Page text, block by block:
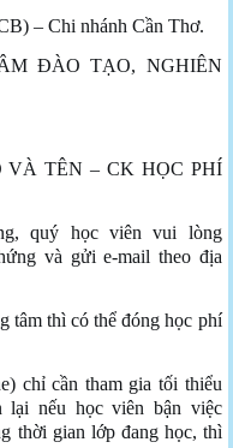
– Chi nhánh Cần Thơ.
ĐÀO TẠO, NGHIÊN
VÀ TÊN – CK HỌC PHÍ
quý học viên vui lòng
và gửi e-mail theo địa
tâm thì có thể đóng học phí
chỉ cần tham gia tối thiểu
lại nếu học viên bận việc
thời gian lớp đang học, thì